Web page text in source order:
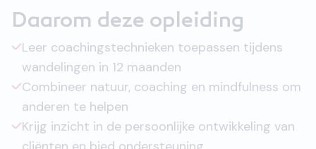
Daarom deze opleiding
Leer coachingstechnieken toepassen tijdens
wandelingen in 12 maanden
Combineer natuur, coaching en mindfulness om
anderen te helpen
Krijg inzicht in de persoonlijke ontwikkeling van